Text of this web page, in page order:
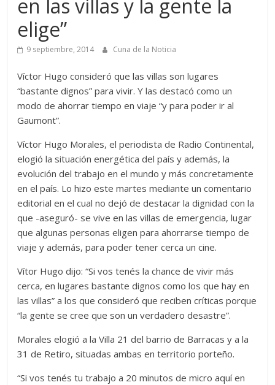
en las villas y la gente la
elige”
9 septiembre, 2014 Cuna de la Noticia
Víctor Hugo consideró que las villas son lugares
“bastante dignos” para vivir. Y las destacó como un
modo de ahorrar tiempo en viaje “y para poder ir al
Gaumont”.
Víctor Hugo Morales, el periodista de Radio Continental,
elogió la situación energética del país y además, la
evolución del trabajo en el mundo y más concretamente
en el país. Lo hizo este martes mediante un comentario
editorial en el cual no dejó de destacar la dignidad con la
que -aseguró- se vive en las villas de emergencia, lugar
que algunas personas eligen para ahorrarse tiempo de
viaje y además, para poder tener cerca un cine.
Vítor Hugo dijo: “Si vos tenés la chance de vivir más
cerca, en lugares bastante dignos como los que hay en
las villas” a los que consideró que reciben críticas porque
“la gente se cree que son un verdadero desastre”.
Morales elogió a la Villa 21 del barrio de Barracas y a la
31 de Retiro, situadas ambas en territorio porteño.
“Si vos tenés tu trabajo a 20 minutos de micro aquí en